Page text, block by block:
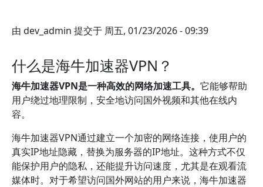
由 dev_admin 提交于 周五, 01/23/2026 - 09:39
什么是海牛加速器VPN？
海牛加速器VPN是一种高效的网络加速工具。 它能够帮助
用户绕过地理限制，安全地访问国外视频和其他在线内
容。
海牛加速器VPN通过建立一个加密的网络连接，使用户的
真实IP地址隐藏，替换为服务器的IP地址。这种方式不仅
能保护用户的隐私，还能提升访问速度，尤其是在观看流
媒体时。对于希望访问国外网站的用户来说，海牛加速器